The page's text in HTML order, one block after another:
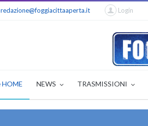
redazione@foggiacittaaperta.it Login
HOME NEWS TRASMISSIONI